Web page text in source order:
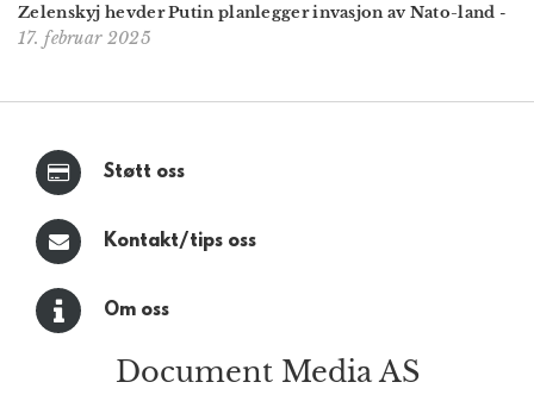
Zelenskyj hevder Putin planlegger invasjon av Nato-land -
17. februar 2025
Støtt oss
Kontakt/tips oss
Om oss
Document Media AS